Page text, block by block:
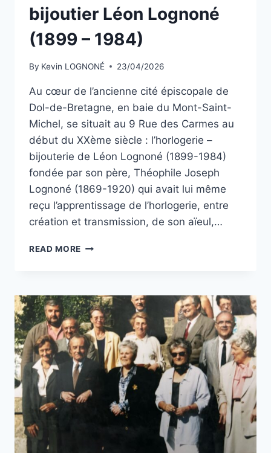
bijoutier Léon Lognoné
(1899 – 1984)
By Kevin LOGNONÉ 23/04/2026
Au cœur de l’ancienne cité épiscopale de
Dol-de-Bretagne, en baie du Mont-Saint-
Michel, se situait au 9 Rue des Carmes au
début du XXème siècle : l’horlogerie –
bijouterie de Léon Lognoné (1899-1984)
fondée par son père, Théophile Joseph
Lognoné (1869-1920) qui avait lui même
reçu l’apprentissage de l’horlogerie, entre
création et transmission, de son aïeul,…
READ MORE RUE
SOUVENIRS
DE
L’HORLOGER
ET
BIJOUTIER
LÉON
LOGNONÉ
–